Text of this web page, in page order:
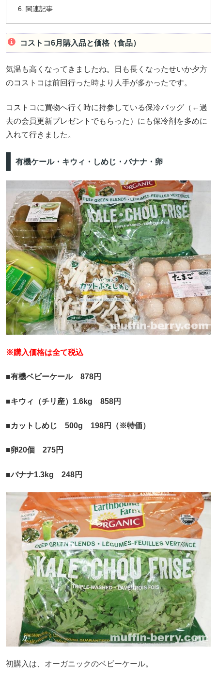
関連記事
コストコ6月購入品と価格（食品）
気温も高くなってきましたね。日も長くなったせいか夕方
のコストコは前回行った時より人手が多かったです。
コストコに買物へ行く時に持参している保冷バッグ（←過
去の会員更新プレゼントでもらった）にも保冷剤を多めに
入れて行きました。
有機ケール・キウィ・しめじ・バナナ・卵
※購入価格は全て税込
■有機ベビーケール 878円
■キウィ（チリ産）1.6kg 858円
■カットしめじ 500g 198円（※特価）
■卵20個 275円
■バナナ1.3kg 248円
初購入は、オーガニックのベビーケール。